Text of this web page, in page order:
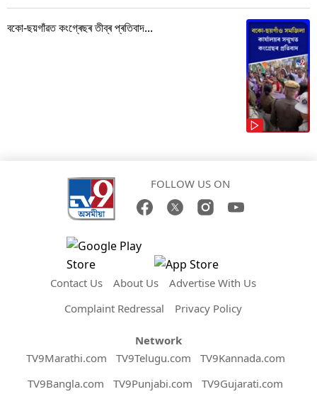
বকো-ছয়গাঁৱত কংগ্ৰেছৰ তীব্ৰ প্ৰতিবাদ...
FOLLOW US ON
Contact Us About Us
Advertise With Us
Complaint Redressal
Privacy Policy
Network
TV9Marathi.com
TV9Telugu.com
TV9Kannada.com
TV9Bangla.com
TV9Punjabi.com TV9Gujarati.com